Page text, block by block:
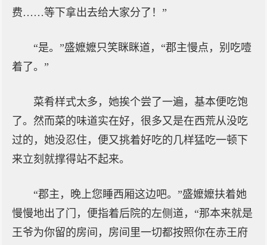
费……等下拿出去给大家分了！”
“是。”盛嬷嬷只笑眯眯道，“郡主慢点，别吃噎
着了。”
菜肴样式太多，她挨个尝了一遍，基本便吃饱
了。然而菜的味道实在好，很多又是在西荒从没吃
过的，她没忍住，便又挑着好吃的几样猛吃一顿下
来立刻就撑得站不起来。
“郡主，晚上您睡西厢这边吧。”盛嬤嬤扶着她
慢慢地出了门，便指着后院的左侧道，“那本来就是
王爷为你留的房间，房间里一切都按照你在赤王府